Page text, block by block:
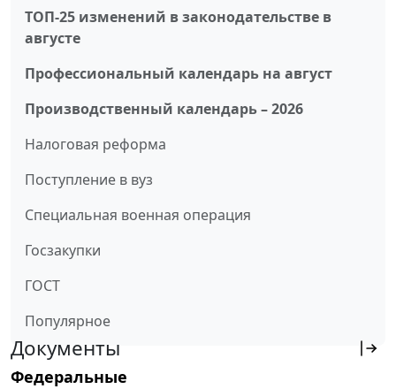
ТОП-25 изменений в законодательстве в
августе
Профессиональный календарь на август
Производственный календарь – 2026
Налоговая реформа
Поступление в вуз
Специальная военная операция
Госзакупки
ГОСТ
Популярное
Документы
Федеральные